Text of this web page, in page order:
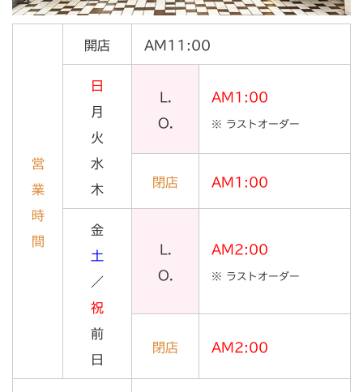
営
業
時
間
開店 AM11:00
日
月
火
水
木
O.
AM1:00
※ ラストオーダー
閉店 AM1:00
金
土
／
祝
前
日
O.
AM2:00
※ ラストオーダー
閉店 AM2:00